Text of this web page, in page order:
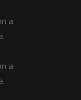
a
a